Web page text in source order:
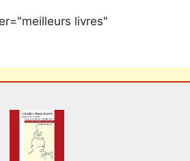
livres"